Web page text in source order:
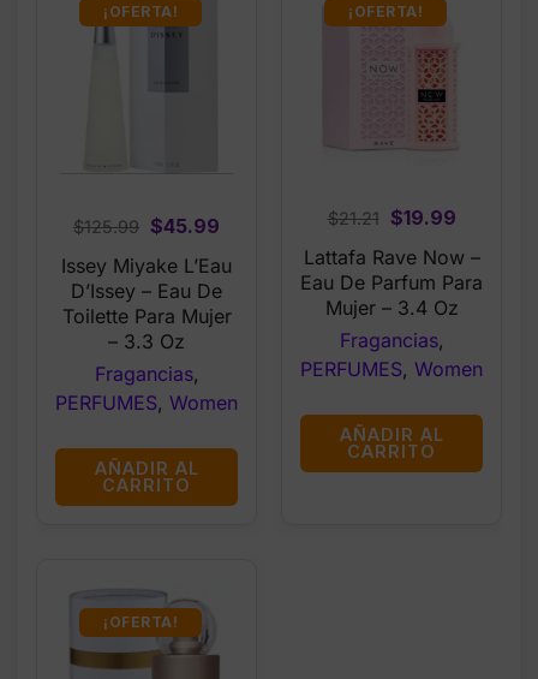
¡OFERTA!
$125.99 Original
price
was:
$125.99.
$45.99
is:
$45.99.
Issey Miyake L’Eau
D’Issey – Eau De
Toilette Para Mujer
– 3.3 Oz
Fragancias,
PERFUMES, Women
AÑADIR AL
CARRITO
¡OFERTA!
$21.21
Original
price
was:
$21.21.
$19.99Current
is:
$19.99.
Lattafa Rave Now –
Eau De Parfum Para
Mujer – 3.4 Oz
Fragancias,
PERFUMES, Women
AÑADIR AL
CARRITO
¡OFERTA!